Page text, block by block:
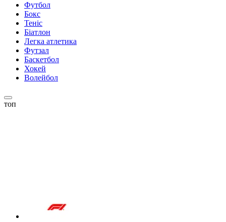
Футбол
Бокс
Теніс
Біатлон
Легка атлетика
Футзал
Баскетбол
Хокей
Волейбол
топ